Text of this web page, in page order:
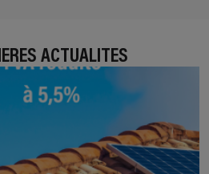
ACTUALITÉS